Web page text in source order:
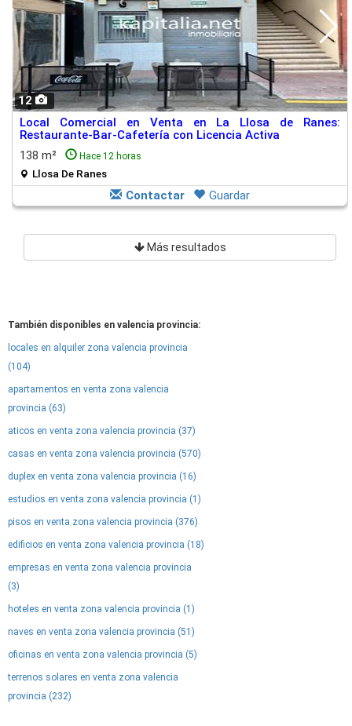
12
Local Comercial en Venta en La Llosa de Ranes:
Restaurante-Bar-Cafetería con Licencia Activa
138 m²
Hace 12 horas
Llosa De Ranes
Contactar Guardar
Más resultados
También disponibles en valencia provincia:
locales en alquiler zona valencia provincia
(104)
apartamentos en venta zona valencia
provincia (63)
aticos en venta zona valencia provincia (37)
casas en venta zona valencia provincia (570)
duplex en venta zona valencia provincia (16)
estudios en venta zona valencia provincia (1)
pisos en venta zona valencia provincia (376)
edificios en venta zona valencia provincia (18)
empresas en venta zona valencia provincia
(3)
hoteles en venta zona valencia provincia (1)
naves en venta zona valencia provincia (51)
oficinas en venta zona valencia provincia (5)
terrenos solares en venta zona valencia
provincia (232)